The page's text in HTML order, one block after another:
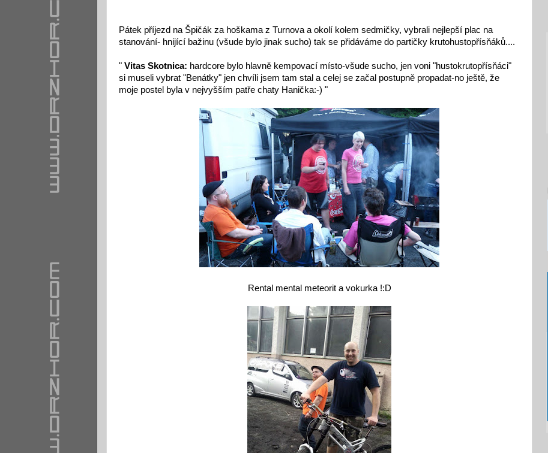
Pátek příjezd na Špičák za hoškama z Turnova a okolí kolem sedmičky, vybrali nejlepší plac na
stanování- hnijící bažinu (všude bylo jinak sucho) tak se přidáváme do partičky krutohustopřísňáků....
" Vitas Skotnica: hardcore bylo hlavně kempovací místo-všude sucho, jen voni "hustokrutopřísňáci"
si museli vybrat "Benátky" jen chvíli jsem tam stal a celej se začal postupně propadat-no ještě, že
moje postel byla v nejvyšším patře chaty Hanička:-) "
Rental mental meteorit a vokurka !:D